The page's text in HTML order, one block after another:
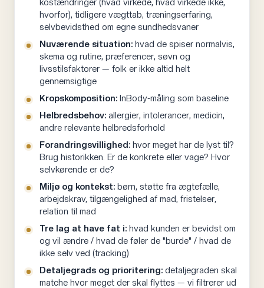
opgaver der er gjort lettere — er det her vi italesætter
ambivalens. Ikke som en bebrejdelse, men som en
åben observation:det vi prøver på, ser ikke ud til at
være vigtigt nok for dig lige nu til at du gennemfører
det, og det er en helt valid konklusion.
Det er også her vi undersøger om der er andre veje til
kundens egentlige mål. Hvis det underliggende mål er
at leve sundere snarere end specifikt at tabe sig, kan
vi måske komme i mål via mere bevægelse og træning
fremfor kostændringer. Det skal vi være villige til at
har vist sig at være lukket.
MÅLET KAN HAVE MANGE FORMER
Det kan være en anden kropskomposition, et lavere
medicinforbrug, bedre daglig funktion, eller et sundere
forhold til mad. Det er vigtigt at få afdækket hvad det
reelle mål er, fordi det former alt det vi gør
efterfølgende. Et mål om at "leve sundere" giver andre
tiltag end et specifikt vægttabsmål.
SMART-FORMULERINGEN
Ikke et skema vi udfylder for skemaets skyld — den
fungerer som en filtrering. Hvis målet ikke kan gøres
specifikt, målbart og tidsbestemt, ved vi heller ikke
hvornår vi er færdige.
Vigtigt:En person der vil tabe sig 10 kg,
men ikke vil ændre på fredag aften, har en
konflikt mellem mål og indsats. Det skal
italesættes nu — ikke om tre måneder.
kostændringer (hvad virkede, hvad virkede ikke,
hvorfor), tidligere vægttab, træningserfaring,
selvbevidsthed om egne sundhedsvaner
Nuværende situation: hvad de spiser normalvis,
skema og rutine, præferencer, søvn og
livsstilsfaktorer — folk er ikke altid helt
gennemsigtige
Kropskomposition: InBody-måling som baseline
Helbredsbehov: allergier, intolerancer, medicin,
andre relevante helbredsforhold
Forandringsvillighed: hvor meget har de lyst til?
Brug historikken. Er de konkrete eller vage? Hvor
selvkørende er de?
Miljø og kontekst: børn, støtte fra ægtefælle,
arbejdskrav, tilgængelighed af mad, fristelser,
relation til mad
Tre lag at have fat i: hvad kunden er bevidst om
og vil ændre / hvad de føler de "burde" / hvad de
ikke selv ved (tracking)
Detaljegrads og prioritering: detaljegraden skal
matche hvor meget der skal flyttes — vi filtrerer ud